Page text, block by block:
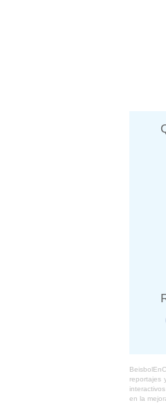
reportajes
en la